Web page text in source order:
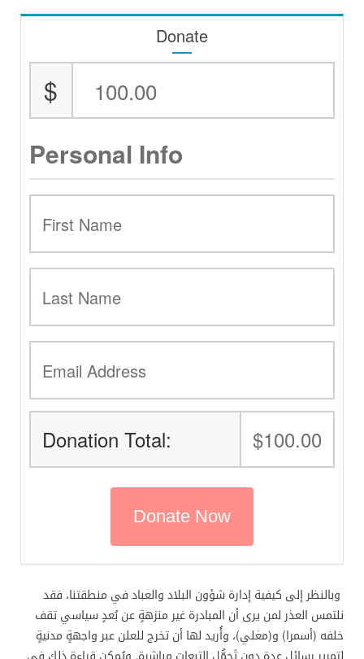
Donate
$
Personal Info
Donation Total: $100.00
وبالنظر إلى كيفية إدارة شؤون البلاد والعباد في منطقتنا، فقد
نلتمس العذر لمن يرى أن المبادرة غير منزهةٍ عن بُعدٍ سياسي تقف
خلفه (أسمرا) و(مغلي)، وأُريد لها أن تخرج للعلن عبر واجهةٍ مدنيةٍ
لتمرير رسائل عِدة دون تَحمُّل التبعات مباشرة. ويُمكن قراءة ذلك في